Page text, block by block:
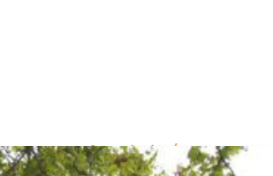
Activités